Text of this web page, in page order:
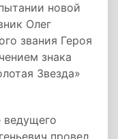
новой
Олег
звания Героя
знака
Звезда»
ведущего
провел